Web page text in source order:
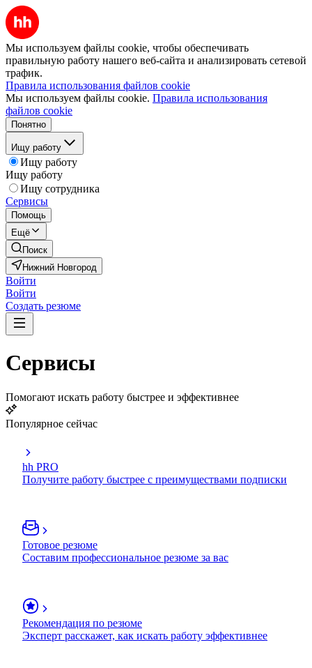
Мы используем файлы cookie, чтобы обеспечивать
правильную работу нашего веб-сайта и анализировать сетевой
трафик.
Правила использования файлов cookie
Мы используем файлы cookie. Правила использования
файлов cookie
Понятно
Ищу работу
Ищу работу
Ищу работу
Ищу сотрудника
Сервисы
Помощь
Ещё
Поиск
Нижний Новгород
Войти
Войти
Создать резюме
Сервисы
Помогают искать работу быстрее и эффективнее
Популярное сейчас
hh PRO
Получите работу быстрее с преимуществами подписки
Готовое резюме
Составим профессиональное резюме за вас
Рекомендация по резюме
Эксперт расскажет, как искать работу эффективнее